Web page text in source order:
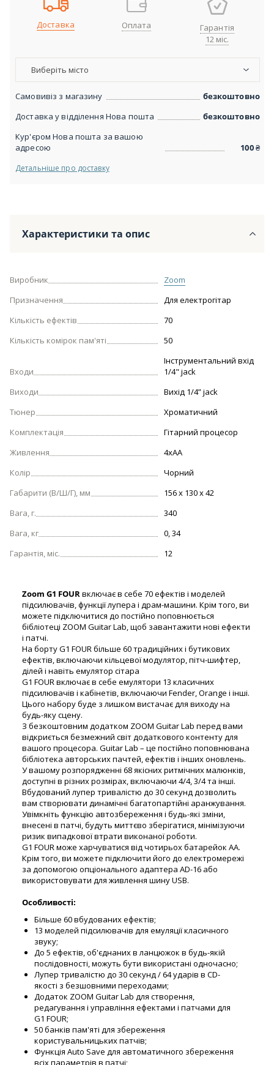
Доставка Оплата
Гарантія
12 міс.
Виберіть місто
Самовивіз з магазину
безкоштовно
Доставка у відділення Нова пошта
безкоштовно
Кур'єром Нова пошта за вашою
адресою
100₴
Детальніше про доставку
Характеристики та опис
Виробник
Zoom
Призначення
Для електрогітар
Кількість ефектів
70
Кількість комірок пам'яті
50
Входи
Інструментальний вхід
1/4" jack
Виходи
Вихід 1/4” jack
Тюнер
Хроматичний
Комплектація
Гітарний процесор
Живлення
4xAA
Колір
Чорний
Габарити (В/Ш/Г), мм
156 x 130 x 42
Вага, г.
340
Вага, кг
0, 34
Гарантія, міс.
12
Zoom G1 FOURвключає в себе 70 ефектів і моделей
підсилювачів, функції лупера і драм-машини. Крім того, ви
можете підключитися до постійно поповнюється
бібліотеці ZOOM Guitar Lab, щоб завантажити нові ефекти
і патчі.
На борту G1 FOUR більше 60 традиційних і бутикових
ефектів, включаючи кільцевої модулятор, пітч-шифтер,
ділей і навіть емулятор сітара
G1 FOUR включає в себе емулятори 13 класичних
підсилювачів і кабінетів, включаючи Fender, Orange і інші.
Цього набору буде з лишком вистачає для виходу на
будь-яку сцену.
З безкоштовним додатком ZOOM Guitar Lab перед вами
відкриється безмежний світ додаткового контенту для
вашого процесора. Guitar Lab – це постійно поповнювана
бібліотека авторських пачтей, ефектів і інших оновлень.
У вашому розпорядженні 68 якісних ритмічних малюнків,
доступні в різних розмірах, включаючи 4/4, 3/4 та інші.
Вбудований лупер тривалістю до 30 секунд дозволить
вам створювати динамічні багатопартійні аранжування.
Увімкніть функцію автозбереження і будь-які зміни,
внесені в патчі, будуть миттєво зберігатися, мінімізуючи
ризик випадкової втрати виконаної роботи.
G1 FOUR може харчуватися від чотирьох батарейок AA.
Крім того, ви можете підключити його до електромережі
за допомогою опціонального адаптера AD-16 або
використовувати для живлення шину USB.
Особливості:
Більше 60 вбудованих ефектів;
13 моделей підсилювачів для емуляції класичного
звуку;
До 5 ефектів, об'єднаних в ланцюжок в будь-якій
послідовності, можуть бути використані одночасно;
Лупер тривалістю до 30 секунд / 64 ударів в CD-
якості з безшовними переходами;
Додаток ZOOM Guitar Lab для створення,
редагування і управління ефектами і патчами для
G1 FOUR;
50 банків пам'яті для збереження
користувальницьких патчів;
Функція Auto Save для автоматичного збереження
всіх параметрів в патчі;